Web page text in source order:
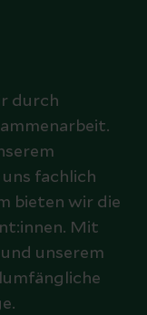
durch
fachlich
bieten wir die
Mit
unserem